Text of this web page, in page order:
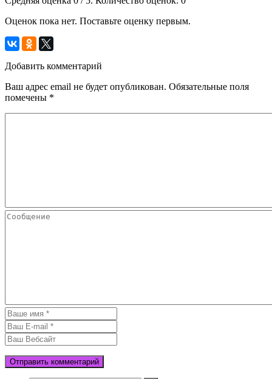
Оценок пока нет. Поставьте оценку первым.
Добавить комментарий
Ваш адрес email не будет опубликован. Обязательные поля
помечены *